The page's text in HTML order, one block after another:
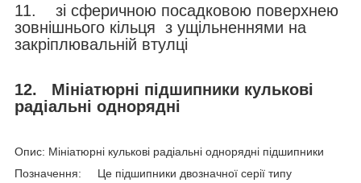
11. зі сферичною посадковою поверхнею
зовнішнього кільця з ущільненнями на
закріплювальній втулці
12.
Мініатюрні підшипники кулькові
радіальні однорядні
Опис: Мініатюрні кулькові радіальні однорядні підшипники
Позначення: Це підшипники двозначної серії типу